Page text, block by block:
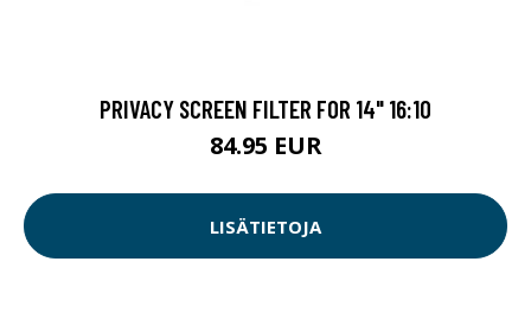
PRIVACY SCREEN FILTER FOR 14" 16:10
84.95 EUR
LISÄTIETOJA